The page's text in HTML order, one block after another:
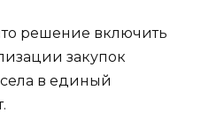
решение включить
закупок
в единый